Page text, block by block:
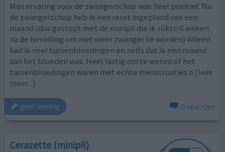
Mijn ervaring voor de zwangerschap was heel positief. Na
de zwangerschap heb ik een reset ingepland van een
maand (dus gestopt met de minipil die ik slikte 6 weken
na de bevalling om niet weer zwanger te worden) Alleen
had ik veel tussenbloedingen en zelfs dat ik een maand
aan het bloeden was. Heel lastig om te weten of het
tussenbloedingen waren met echte menstruaties o [lees
meer...]
geef mening 0 reacties
Cerazette (minipil)